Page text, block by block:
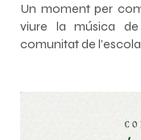
Un moment per
viure la música
comunitat de